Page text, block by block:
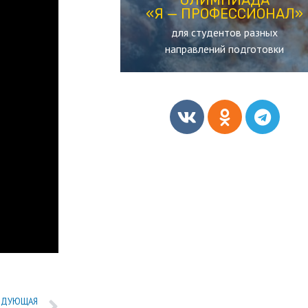
«Я — ПРОФЕССИОНАЛ»
для студентов разных
направлений подготовки
ОЛИМПИАДА
«Я — ПРОФЕССИОНАЛ»